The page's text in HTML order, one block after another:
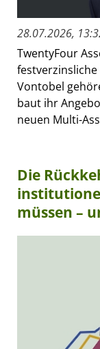
28.07.2026,
TwentyFour
Vontobel
baut ihr
neuen Multi-
Die
müssen –